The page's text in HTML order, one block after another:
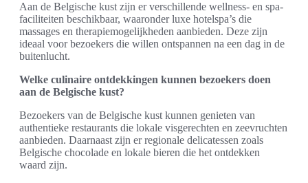
Aan de Belgische kust zijn er verschillende wellness- en spa-
faciliteiten beschikbaar, waaronder luxe hotelspa’s die
massages en therapiemogelijkheden aanbieden. Deze zijn
ideaal voor bezoekers die willen ontspannen na een dag in de
buitenlucht.
Welke culinaire ontdekkingen kunnen bezoekers doen
aan de Belgische kust?
Bezoekers van de Belgische kust kunnen genieten van
authentieke restaurants die lokale visgerechten en zeevruchten
aanbieden. Daarnaast zijn er regionale delicatessen zoals
Belgische chocolade en lokale bieren die het ontdekken
waard zijn.